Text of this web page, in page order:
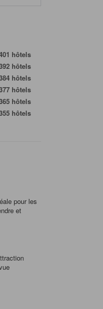
hôtels
hôtels
hôtels
hôtels
hôtels
hôtels
pour les
et